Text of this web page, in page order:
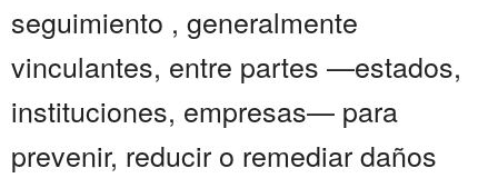
seguimiento , generalmente
vinculantes, entre partes —estados,
instituciones, empresas— para
prevenir, reducir o remediar daños